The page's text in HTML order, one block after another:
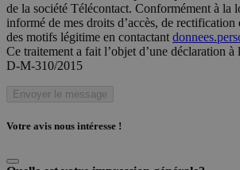
de la société Télécontact. Conformément à la
informé de mes droits d’accès, de
des motifs légitime en contactant
Ce traitement a fait l’objet d’une déclaration
D-M-310/2015
Envoyer le message
Votre avis nous intéresse !